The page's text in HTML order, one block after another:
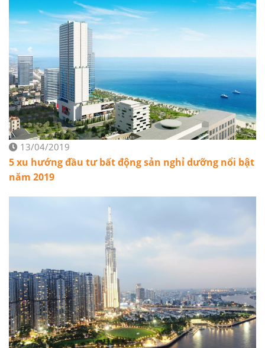
13/04/2019
5 xu hướng đầu tư bất động sản nghỉ dưỡng nổi bật
năm 2019